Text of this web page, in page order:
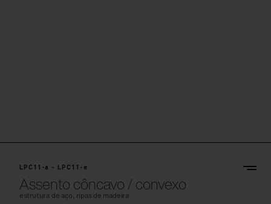
LPC11-a - LPC11-e
Assento côncavo / convexo
estrutura de aço, ripas de madeira